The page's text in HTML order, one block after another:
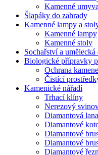
Kamenné
Šlapáky do zahrady
Kamenné lampy a
Kamenné lampy
Kamenné stoly
Sochařství a umělecká
Biologické přípravky
Ochrana kamene
Čistící
Kamenické nářadí
Trhací klíny
Nerezový
Diamantová lana
Diamantové
Diamantové
Diamantové
Diamantové